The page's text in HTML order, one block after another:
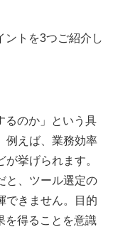
トを3つご紹介し
るのか」という具
例えば、業務効率
挙げられます。
と、ツール選定の
できません。目的
を得ることを意識